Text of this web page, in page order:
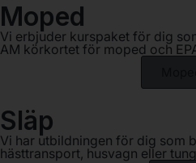
Moped
Vi erbjuder kurspaket för dig
AM körkortet för moped och
Släp
Vi har utbildningen för dig som
hästtransport, husvagn eller